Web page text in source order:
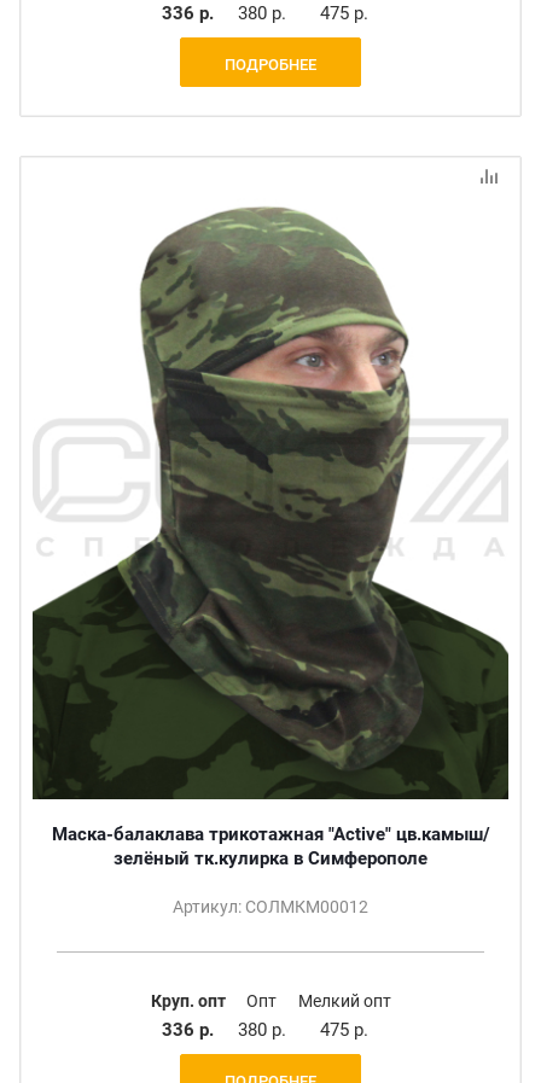
336 р. 380 р. 475 р.
ПОДРОБНЕЕ
Маска-балаклава трикотажная "Active" цв.камыш/
зелёный тк.кулирка в Симферополе
Артикул: СОЛМКМ00012
Круп. опт
336 р.
Опт
380 р.
Мелкий опт
475 р.